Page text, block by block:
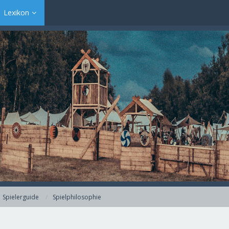
Lexikon
Spielerguide Spielphilosophie